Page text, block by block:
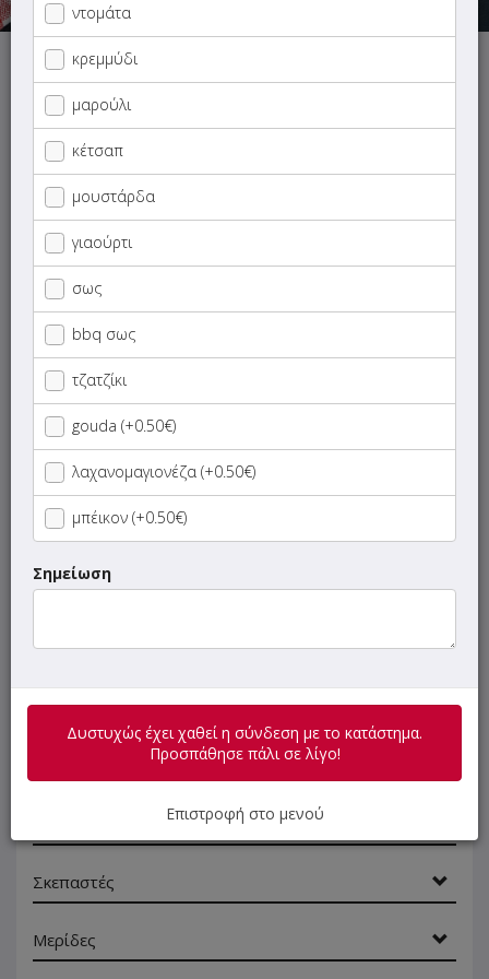
Δυστυχώς έχει χαθεί η σύνδεση με το κατάστημα.
ΜΕΝΟΥ ΠΛΗΡΟΦΟΡΙΕΣ ΑΞΙΟΛΟΓΗΣΕΙΣ
Γρήγορη
αναζήτηση
προϊόντος...
SUPER Προσφορές
Νηστίσιμο Menu
Ορεκτικά
Σαλάτες
Τεμάχια
Πίτες
Πίτες Γίγας
Σκεπαστές
Μερίδες
ντομάτα
κρεμμύδι
μαρούλι
κέτσαπ
μουστάρδα
γιαούρτι
σως
bbq σως
τζατζίκι
gouda (+0.50€)
λαχανομαγιονέζα (+0.50€)
μπέικον (+0.50€)
Σημείωση
Δυστυχώς έχει χαθεί η σύνδεση με το κατάστημα.
Προσπάθησε πάλι σε λίγο!
Επιστροφή στο μενού